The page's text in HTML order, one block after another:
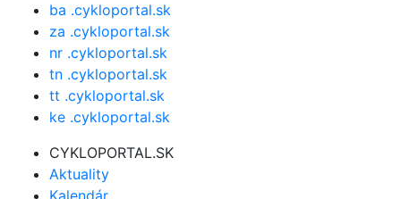
ba .cykloportal.sk
za .cykloportal.sk
nr .cykloportal.sk
tn .cykloportal.sk
tt .cykloportal.sk
ke .cykloportal.sk
CYKLOPORTAL.SK
Aktuality